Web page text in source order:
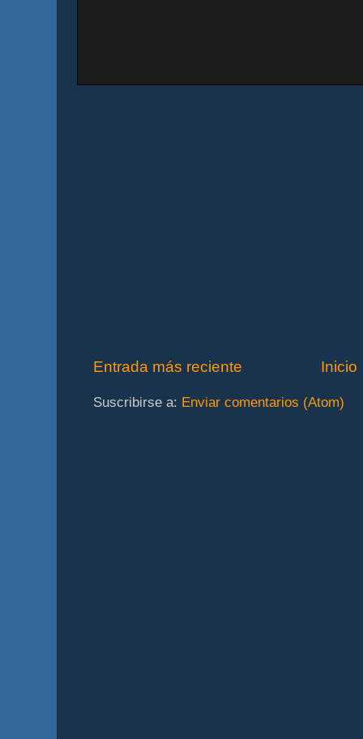
Entrada más reciente Inicio
Suscribirse a: Enviar comentarios (Atom)